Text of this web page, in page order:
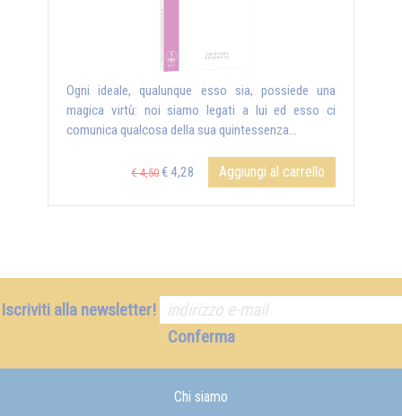
Ogni ideale, qualunque esso sia, possiede una
magica virtù: noi siamo legati a lui ed esso ci
comunica qualcosa della sua quintessenza...
€ 4,50 € 4,28 Aggiungi al carrello
Iscriviti alla newsletter!
Conferma
Chi siamo